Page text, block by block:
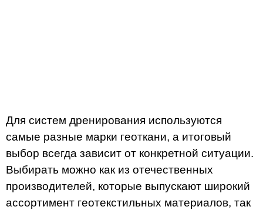
Для систем дренирования используются
самые разные марки геоткани, а итоговый
выбор всегда зависит от конкретной ситуации.
Выбирать можно как из отечественных
производителей, которые выпускают широкий
ассортимент геотекстильных материалов, так